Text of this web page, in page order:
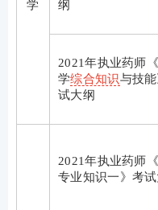
学
纲
2021年执业药师
学综合知识与技
试大纲
2021年执业药师
专业知识一》考试